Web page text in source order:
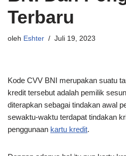
Terbaru
oleh Eshter Juli 19, 2023
Kode CVV BNI merupakan suatu
kredit tersebut adalah pemilik
diterapkan sebagai tindakan awal
sewaktu-waktu terdapat tindakan
penggunaan kartu kredit.